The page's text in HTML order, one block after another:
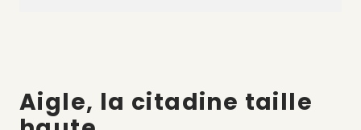
Aigle, la citadine taille